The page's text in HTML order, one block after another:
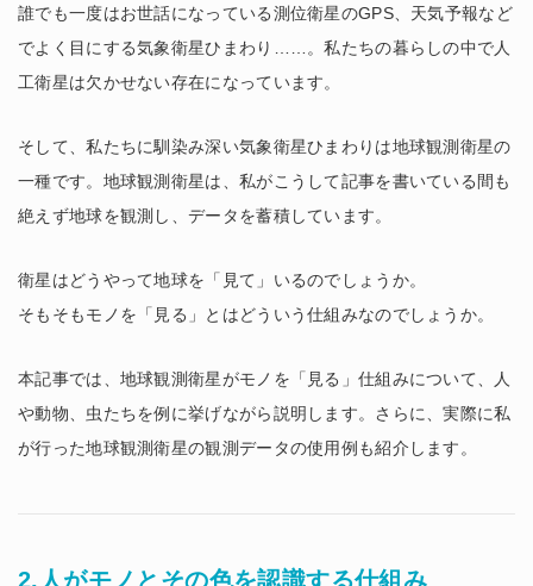
誰でも一度はお世話になっている測位衛星のGPS、天気予報など
でよく目にする気象衛星ひまわり……。私たちの暮らしの中で人
工衛星は欠かせない存在になっています。
そして、私たちに馴染み深い気象衛星ひまわりは地球観測衛星の
一種です。地球観測衛星は、私がこうして記事を書いている間も
絶えず地球を観測し、データを蓄積しています。
衛星はどうやって地球を「見て」いるのでしょうか。
そもそもモノを「見る」とはどういう仕組みなのでしょうか。
本記事では、地球観測衛星がモノを「見る」仕組みについて、人
や動物、虫たちを例に挙げながら説明します。さらに、実際に私
が行った地球観測衛星の観測データの使用例も紹介します。
2.人がモノとその色を認識する仕組み